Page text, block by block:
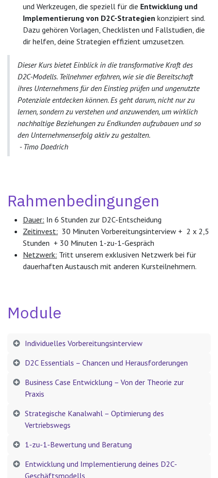
und Werkzeugen, die speziell für die Entwicklung und
Implementierung von D2C-Strategien konzipiert sind.
Dazu gehören Vorlagen, Checklisten und Fallstudien, die
dir helfen, deine Strategien effizient umzusetzen.
Dieser Kurs bietet Einblick in die transformative Kraft des
D2C-Modells. Teilnehmer erfahren, wie sie die Bereitschaft
ihres Unternehmens für den Einstieg prüfen und ungenutzte
Potenziale entdecken können. Es geht darum, nicht nur zu
lernen, sondern zu verstehen und anzuwenden, um wirklich
nachhaltige Beziehungen zu Endkunden aufzubauen und so
den Unternehmenserfolg aktiv zu gestalten.
- Timo Daedrich
Rahmenbedingungen
Dauer: In 6 Stunden zur D2C-Entscheidung
Zeitinvest: 30 Minuten Vorbereitungsinterview + 2 x 2,5
Stunden + 30 Minuten 1-zu-1-Gespräch
Netzwerk: Tritt unserem exklusiven Netzwerk bei für
dauerhaften Austausch mit anderen Kursteilnehmern.
Module​
Individuelles Vorbereitungsinterview
D2C Essentials – Chancen und Herausforderungen
Business Case Entwicklung – Von der Theorie zur
Praxis
Strategische Kanalwahl – Optimierung des
Vertriebswegs
1-zu-1-Bewertung und Beratung
Entwicklung und Implementierung deines D2C-
Geschäftsmodells